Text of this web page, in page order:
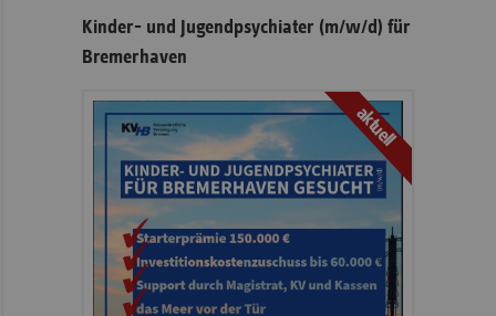
Kinder- und Jugendpsychiater (m/w/d) für
Bremerhaven
aktuell